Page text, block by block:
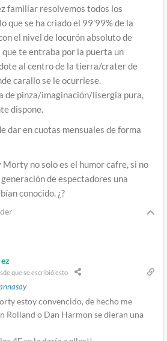
familiar resolvemos todos los
que se ha criado el 99’99% de la
el nivel de locurón absoluto de
te entraba por la puerta un
al centro de la tierra/crater de
carallo se le ocurriese.
de pinza/imaginación/lisergia pura,
dispone.
dar en cuotas mensuales de forma
no solo es el humor cafre, si no
de espectadores una
conocido. ¿?
que se escribió esto
estoy convencido, de hecho me
Rolland o Dan Harmon se dieran una